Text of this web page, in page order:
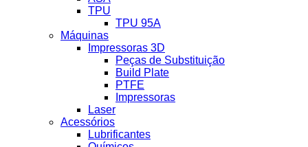
TPU
TPU 95A
Máquinas
Impressoras 3D
Peças de Substituição
Build Plate
PTFE
Impressoras
Laser
Acessórios
Lubrificantes